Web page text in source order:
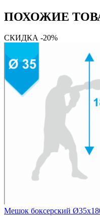
ПОХОЖИЕ
СКИДКА -20%
Мешок боксерский